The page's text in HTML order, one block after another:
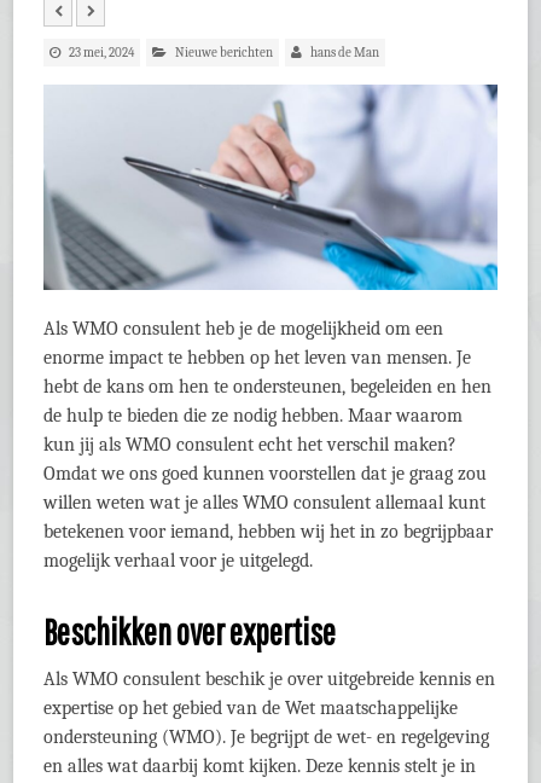
23 mei, 2024 Nieuwe berichten hans de Man
Als WMO consulent heb je de mogelijkheid om een
enorme impact te hebben op het leven van mensen. Je
hebt de kans om hen te ondersteunen, begeleiden en hen
de hulp te bieden die ze nodig hebben. Maar waarom
kun jij als WMO consulent echt het verschil maken?
Omdat we ons goed kunnen voorstellen dat je graag zou
willen weten wat je alles WMO consulent allemaal kunt
betekenen voor iemand, hebben wij het in zo begrijpbaar
mogelijk verhaal voor je uitgelegd.
Beschikken over expertise
Als WMO consulent beschik je over uitgebreide kennis en
expertise op het gebied van de Wet maatschappelijke
ondersteuning (WMO). Je begrijpt de wet- en regelgeving
en alles wat daarbij komt kijken. Deze kennis stelt je in